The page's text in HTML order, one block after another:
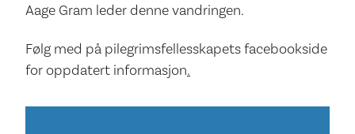
Aage Gram leder denne vandringen.
Følg med på pilegrimsfellesskapets facebookside
for oppdatert informasjon.